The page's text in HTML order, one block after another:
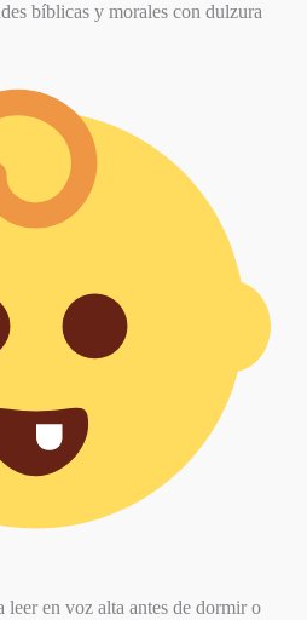
bíblicas y morales con dulzura
leer en voz alta antes de dormir o